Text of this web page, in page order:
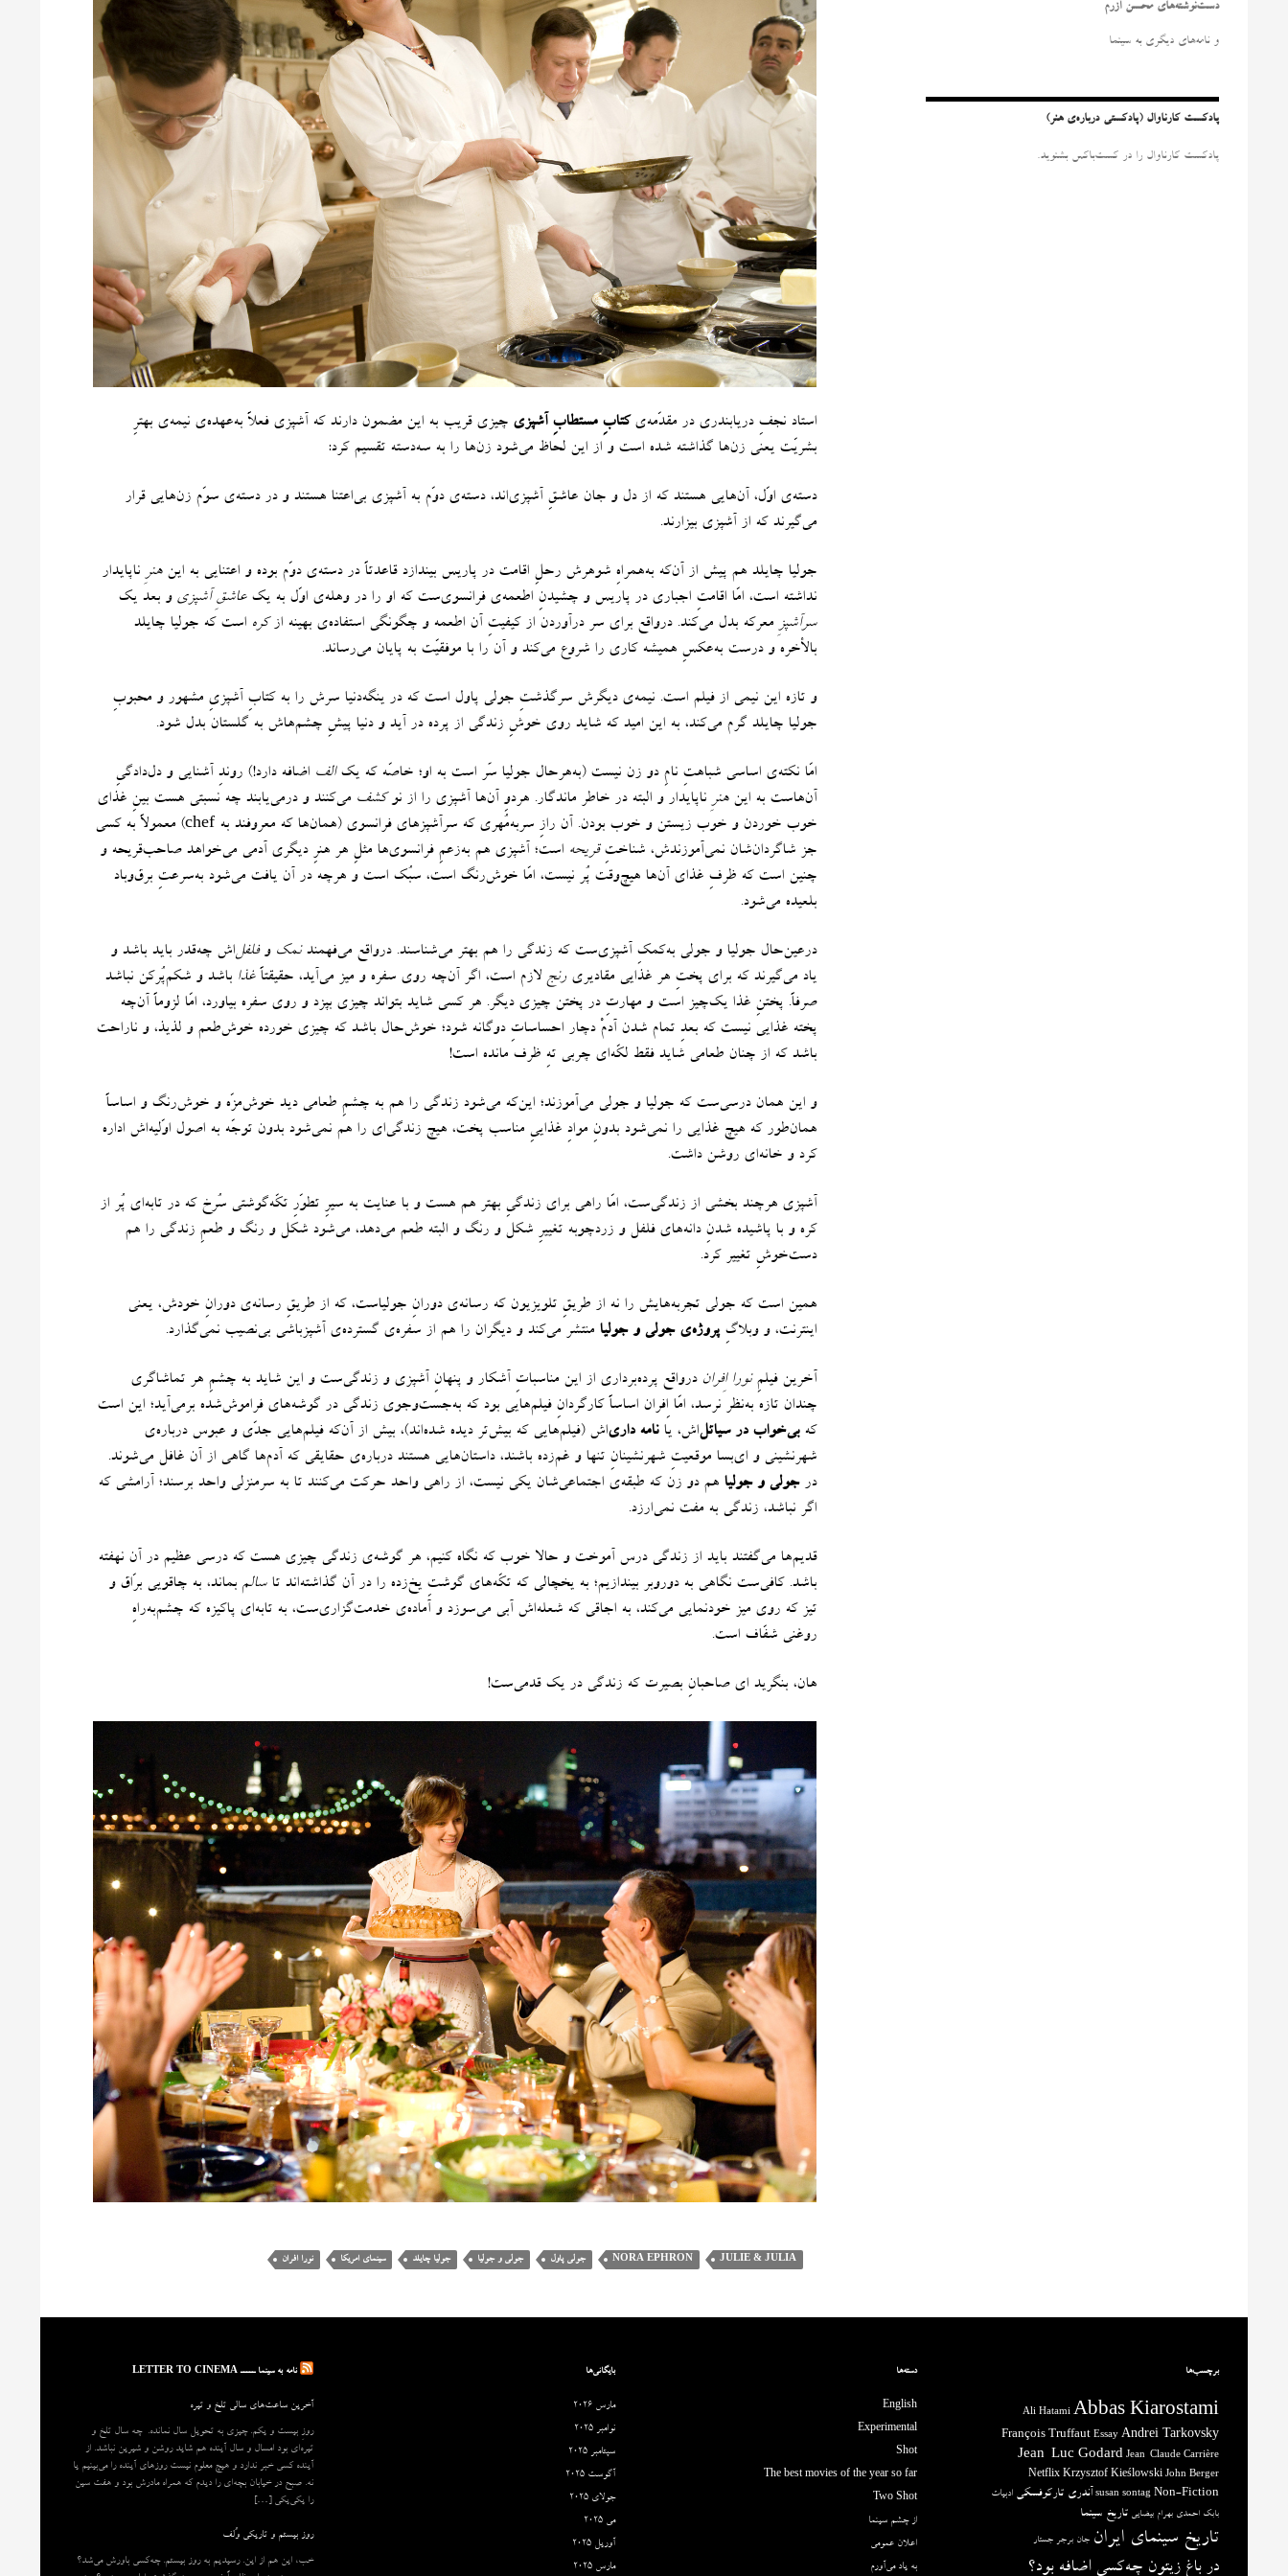
استاد نجفِ دریابندری در مقدّمه‌یکتابِ مستطابِ آشپزی چیزی قریب به این مضمون دارند که آشپزی فعلاً به‌عهده‌ی نیمه‌ی بهترِ
بشریّت یعنی زن‌ها گذاشته شده است و از این لحاظ می‌شود زن‌ها را به سه‌دسته تقسیم کرد:
دسته‌ی اوّل، آن‌هایی هستند که از دل و جان عاشقِ آشپزی‌اند، دسته‌ی دوّم به آشپزی بی‌اعتنا هستند و در دسته‌ی سوّم زن‌هایی قرار
می‌گیرند که از آشپزی بیزارند.
جولیا چایلد هم پیش از آن‌که به‌همراهِ شوهرش رحلِ اقامت در پاریس بیندازد قاعدتاً در دسته‌ی دوّم بوده و اعتنایی به اینهنرِ ناپایدار
نداشته است، امّا اقامتِ اجباری در پاریس و چشیدنِ اطعمه‌ی فرانسوی‌ست که او را در وهله‌ی اوّل به یکعاشقِ آشپزی و بعد یک
سرآشپزِ معرکه بدل می‌کند.درواقع برای سر درآوردن از کیفیتِ آن اطعمه و چگونگی استفاده‌ی بهینه ازکره است که جولیا چایلد
بالأخره و درست به‌عکسِ همیشه کاری را شروع می‌کند و آن‌ را با موفقیّت به پایان می‌رساند.
و تازه این نیمی از فیلم است. نیمه‌ی دیگرش سرگذشتِ جولی‌ پاول است که در ینگه‌دنیا سرش را به کتابِ آشپزیِ مشهور و محبوبِ
جولیا چایلد گرم می‌کند، به این امید که شاید روی خوشِ زندگی از پرده در آید و دنیا پیشِ چشم‌هاش به گلستان بدل شود.
امّا نکته‌ی اساسی شباهتِ نامِ دو زن نیست(به‌هرحال جولیا سَر است به او؛ خاصّه که یکالف اضافه دارد!) روندِ آشنایی و دل‌دادگیِ
آن‌هاست به اینهنرِ ناپایدار و البته در خاطر ماندگار. هردوِ آن‌ها آشپزی را از نوکشف می‌کنند و درمی‌یابند چه نسبتی هست بینِ غذای
خوب خوردن و خوب زیستن و خوب بودن. آن رازِ سربه‌مُهری که سرآشپزهای فرانسوی(همان‌ها که معروفند به chef) معمولاً به کسی
جز شاگردان‌شان نمی‌آموزندش، شناختِقریحه است؛ آشپزی هم به‌زعمِ فرانسوی‌ها مثلِ هر هنرِ دیگری آدمی می‌خواهد صاحب‌قریحه و
چنین است که ظرفِ غذای آن‌ها هیچ‌وقت پُر نیست، امّا خوش‌رنگ است، سبُک است و هرچه در آن یافت می‌شود به‌سرعتِ برق‌وباد
بلعیده می‌شود.
درعین‌حال جولیا و جولی به‌کمکِ آشپزی‌ست که زندگی را هم بهتر می‌شناسند.درواقع می‌فهمندنمک وفلفل‌اش چه‌قدر باید باشد و
یاد می‌گیرند که برای پختِ هر غذایی مقادیری رنج لازم است، اگر آن‌چه روی سفره و میز می‌‌آید، حقیقتاًغذا باشد و شکم‌پُرکن نباشد
صرفاً. پختنِ غذا یک‌چیز است و مهارتِ در پختن چیزی دیگر. هر کسی شاید بتواند چیزی بپزد و روی سفره بیاورد، امّا لزوماً آن‌چه
پخته غذایی نیست که بعدِ تمام‌ شدن آدمْ دچار احساساتِ دوگانه شود؛ خوش‌حال باشد که چیزی خورده‌ خوش‌طعم و لذیذ، و ناراحت
باشد که از چنان طعامی شاید فقط لکّه‌ای چربی تهِ ظرف مانده است!
و این همان درسی‌ست که جولیا و جولی می‌آموزند؛ این‌که می‌شود زندگی را هم به چشمِ طعامی دید خوش‌مزّه و خوش‌رنگ و اساساً
همان‌طور که هیچ غذایی را نمی‌شود بدونِ موادِ غذاییِ مناسب پخت، هیچ زندگی‌ای را هم نمی‌شود بدون توجّه به اصول اوّلیه‌اش اداره
کرد و خانه‌ای روشن داشت.
آشپزی هرچند بخشی از زندگی‌ست، امّا راهی برای زندگیِ بهتر هم هست و با عنایت به سیرِ تطوّرِ تکّه‌گوشتی سُرخ که در تابه‌ای پُر از
کره و با پاشیده‌ شدنِ دانه‌های فلفل و زردچوبه تغییرِ شکل و رنگ و البته طعم می‌دهد، می‌شود شکل و رنگ و طعمِ زندگی را هم
دست‌خوشِ تغییر کرد.
همین است که جولی تجربه‌هایش را نه از طریقِ تلویزیون که رسانه‌ی دورانِ جولیاست، که از طریقِ رسانه‌ی دورانِ خودش، یعنی
اینترنت، و وبلاگِپروژه‌ی جولی و جولیا منتشر می‌کند و دیگران را هم از سفره‌ی گسترده‌ی آشپزباشی بی‌نصیب نمی‌گذارد.
آخرین فیلمِنورا اِفران درواقع پرده‌برداری از این مناسباتِ آشکار و پنهانِ آشپزی و زندگی‌ست و این شاید به چشمِ هر تماشاگری
چندان تازه به‌نظر نرسد، امّا اِفران اساساً کارگردانِ فیلم‌هایی بود که به‌جست‌وجوی زندگی در گوشه‌های فراموش‌شده‌ برمی‌آید؛ این است
کهبی‌خواب در سیاتل‌اش، یانامه داری‌اش(فیلم‌هایی که بیش‌تر دیده شده‌اند)، بیش از آن‌که فیلم‌هایی جدّی و عبوس درباره‌ی
شهرنشینی و ای‌بسا موقعیتِ شهرنشینانِ تنها و غم‌زده باشند، داستان‌هایی‌ هستند درباره‌ی حقایقی که آدم‌ها گاهی از آن غافل می‌شوند.
درجولی و جولیا هم دو زن که طبقه‌ی اجتماعی‌شان یکی نیست، از راهی واحد حرکت می‌کنند تا به سرمنزلی واحد برسند؛ آرامشی که
اگر نباشد، زندگی به مفت نمی‌ارزد.
قدیم‌ها می‌گفتند باید از زندگی درس آموخت و حالا خوب که نگاه کنیم، هر گوشه‌ی زندگی چیزی هست که درسی عظیم در آن نهفته
باشد. کافی‌ست نگاهی به دوروبر بیندازیم؛ به یخچالی که تکّه‌های گوشتِ یخ‌زده را در آن گذاشته‌اند تاسالم بماند، به چاقویی برّاق و
تیز که روی میز خودنمایی می‌کند، به اجاقی که شعله‌اش آبی می‌سوزد و آماده‌ی خدمت‌گزاری‌ست، به تابه‌ای پاکیزه که چشم‌به‌راهِ
روغنی شفّاف است.
هان، بنگرید ای صاحبانِ بصیرت که زندگی در یک قدمی‌ست!
JULIE & JULIA
NORA EPHRON جولی پاول جولی و جولیا جولیا چایلد سینمای امریکا نورا افران
و
ر
دست‌نوشته‌های محسن آزرم
و نامه‌‌های دیگری به سینما
پادکست کارناوال (پادکستی درباره‌ی هنر)
پادکست کارناوال را در کست‌باکس بشنوید.
برچسب‌ها
Abbas Kiarostami
Ali Hatami
Andrei Tarkovsky
Essay
François Truffaut
Jean-Claude Carrière
Jean-Luc Godard
John Berger
Krzysztof Kieślowski
Netflix
Non-Fiction
susan sontag آندری تارکوفسکی ادبیات
بابک احمدی بهرام بیضایی تاریخ سینما
تاریخ سینمای ایران جان برجر جستار
در باغ زیتون چه‌کسی اضافه بود؟
دسته‌ها
English
Experimental
Shot
The best movies of the year so far
Two Shot
از چشم سینما
اعلان عمومی
به یاد می‌آورم
بایگانی‌ها
مارس 2026
نوامبر 2025
سپتامبر 2025
آگوست 2025
جولای 2025
می 2025
آوریل 2025
مارس 2025
نامه به سینما ـــــ LETTER TO CINEMA
آخرین ساعت‌های سالی تلخ و تیره
روزِ بیست و یکم. چیزی به تحویل سال نمانده. چه سال تلخ و
تیره‌ای بود امسال و سال آینده هم شاید روشن و شیرین نباشد. از
آینده کسی خبر ندارد و هیچ معلوم نیست روزهای آینده را می‌بینیم یا
نه. صبح در خیابان بچه‌ای را دیدم که همراه مادرش بود و هفت سین
را یکی‌یکی […]
روز بیستم و تاریکی وُلف
خب، این هم از این. رسیدیم به روز بیستم. چه‌کسی باورش می‌شد؟